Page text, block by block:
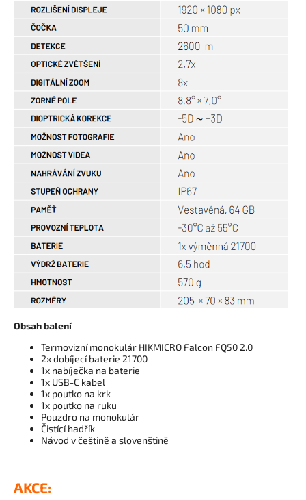
Obsah balení
Termovizní monokulár HIKMICRO Falcon FQ50 2.0
2x dobíjecí baterie 21700
1x nabíječka na baterie
1x USB-C kabel
1x poutko na krk
1x poutko na ruku
Pouzdro na monokulár
Čistící hadřík
Návod v češtině a slovenštině
AKCE: